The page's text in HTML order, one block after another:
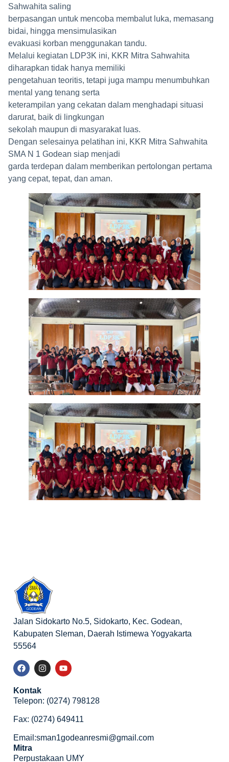
Sahwahita saling
berpasangan untuk mencoba membalut luka, memasang
bidai, hingga mensimulasikan
evakuasi korban menggunakan tandu.
Melalui kegiatan LDP3K ini, KKR Mitra Sahwahita
diharapkan tidak hanya memiliki
pengetahuan teoritis, tetapi juga mampu menumbuhkan
mental yang tenang serta
keterampilan yang cekatan dalam menghadapi situasi
darurat, baik di lingkungan
sekolah maupun di masyarakat luas.
Dengan selesainya pelatihan ini, KKR Mitra Sahwahita
SMA N 1 Godean siap menjadi
garda terdepan dalam memberikan pertolongan pertama
yang cepat, tepat, dan aman.
Jalan Sidokarto No.5, Sidokarto, Kec. Godean,
Kabupaten Sleman, Daerah Istimewa Yogyakarta
55564
Kontak
Telepon: (0274) 798128
Fax: (0274) 649411
Email:sman1godeanresmi@gmail.com
Mitra
Perpustakaan UMY